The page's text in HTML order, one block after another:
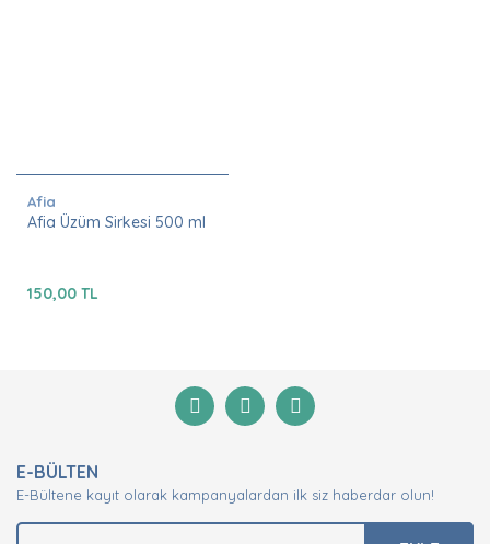
Afia
Afia Üzüm Sirkesi 500 ml
150,00 TL
E-BÜLTEN
E-Bültene kayıt olarak kampanyalardan ilk siz haberdar olun!